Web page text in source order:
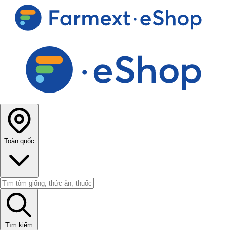
Toàn quốc
Tìm kiếm